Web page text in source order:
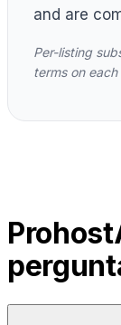
and are
Per-listing
terms on each